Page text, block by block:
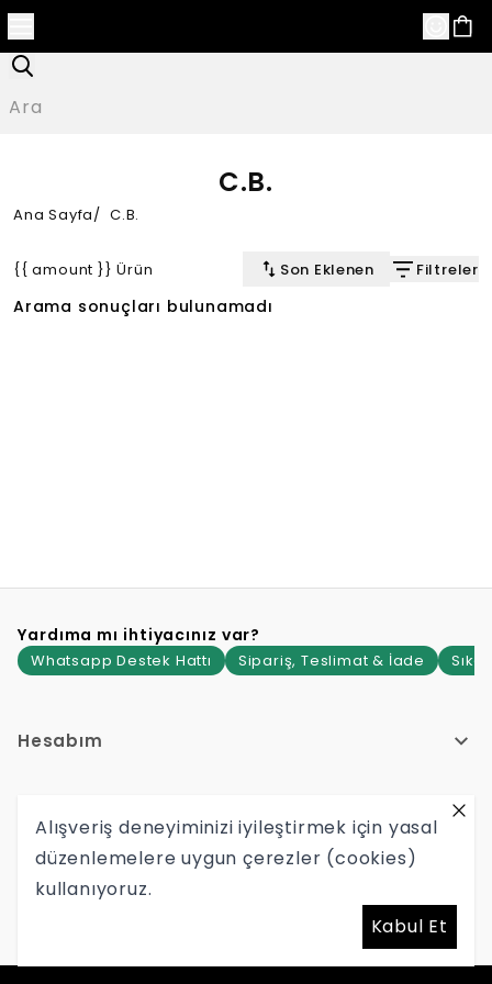
Alışveriş deneyiminizi iyileştirmek için yasal
düzenlemelere uygun çerezler (cookies)
kullanıyoruz.
Kabul Et
C.B.
Ana Sayfa/ C.B.
{{ amount }} Ürün Son Eklenen Filtreler
Arama sonuçları bulunamadı
Yardıma mı ihtiyacınız var?
Whatsapp Destek Hattı Sipariş, Teslimat & İade
Hesabım
Yardım
Hypetr Tekstil Mağazacılık İç Ve Dış Ticaret Limited Şirketi